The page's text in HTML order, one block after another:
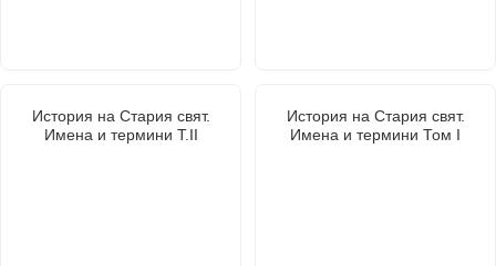
История на Стария свят.
Имена и термини Т.II
История на Стария свят.
Имена и термини Том I